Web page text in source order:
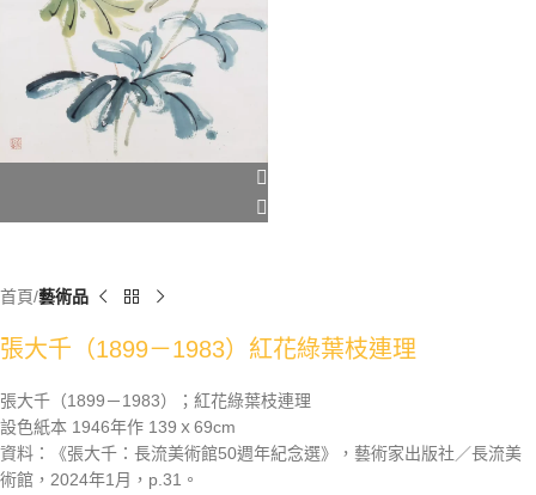
首頁 藝術品
張大千（1899－1983）紅花綠葉枝連理
張大千（1899－1983）；紅花綠葉枝連理
設色紙本 1946年作 139ｘ69cm
資料：《張大千：長流美術館50週年紀念選》，藝術家出版社／長流美
術館，2024年1月，p.31。